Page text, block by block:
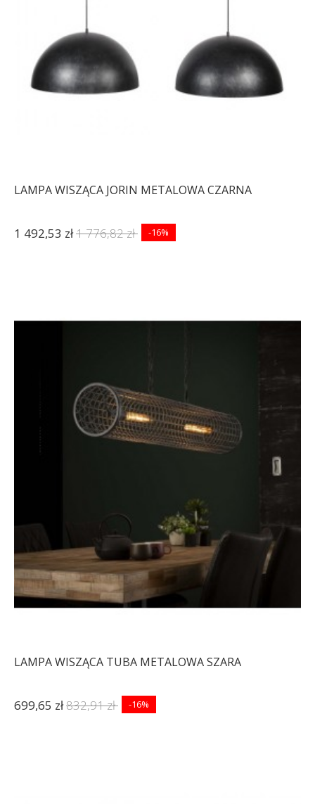
LAMPA WISZĄCA JORIN METALOWA CZARNA
1 492,53 zł1 776,82 zł -16%
LAMPA WISZĄCA TUBA METALOWA SZARA
699,65 zł832,91 zł -16%